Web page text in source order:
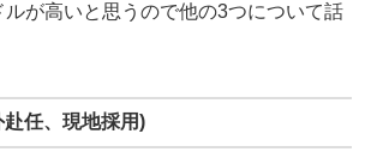
が高いと思うので他の3つについて話
任、現地採用)